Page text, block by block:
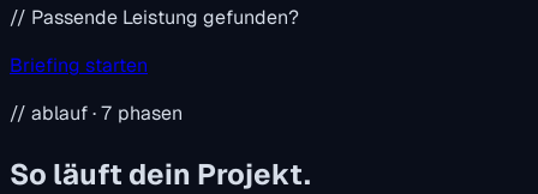
// Passende Leistung gefunden?
Briefing starten
// ablauf · 7 phasen
So läuft dein Projekt.